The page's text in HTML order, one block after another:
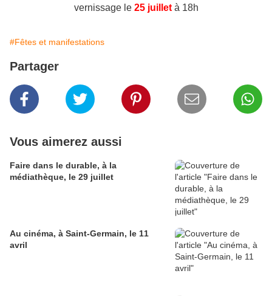
vernissage le 25 juilletà 18h
#Fêtes et manifestations
Partager
Vous aimerez aussi
Faire dans le durable, à la
médiathèque, le 29 juillet
Au cinéma, à Saint-Germain, le 11
avril